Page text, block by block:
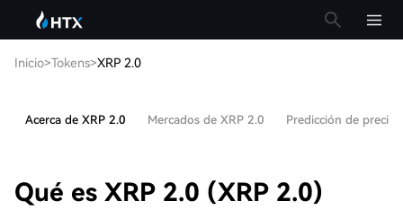
Inicio>Tokens>XRP 2.0
Acerca de XRP 2.0 Mercados de XRP 2.0 Predicción de precio
Qué es XRP 2.0 (XRP 2.0)